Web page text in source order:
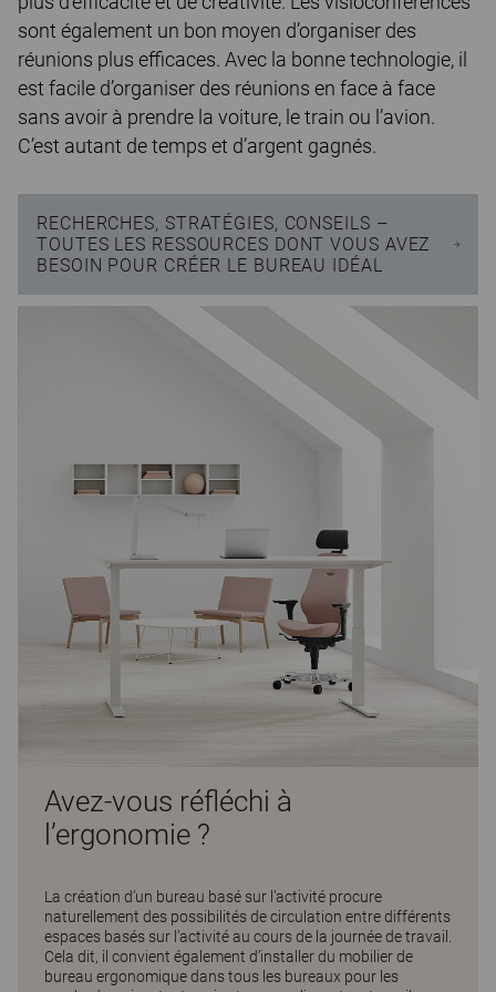
sont également un bon moyen d’organiser des
réunions plus efficaces. Avec la bonne technologie, il
est facile d’organiser des réunions en face à face
sans avoir à prendre la voiture, le train ou l’avion.
C’est autant de temps et d’argent gagnés.
RECHERCHES, STRATÉGIES, CONSEILS –
TOUTES LES RESSOURCES DONT VOUS AVEZ
BESOIN POUR CRÉER LE BUREAU IDÉAL
Avez-vous réfléchi à
l’ergonomie ?
La création d’un bureau basé sur l’activité procure
naturellement des possibilités de circulation entre différents
espaces basés sur l’activité au cours de la journée de travail.
Cela dit, il convient également d’installer du mobilier de
bureau ergonomique dans tous les bureaux pour les